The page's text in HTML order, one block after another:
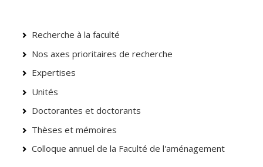
Recherche à la faculté
Nos axes prioritaires de recherche
Expertises
Unités
Doctorantes et doctorants
Thèses et mémoires
Colloque annuel de la Faculté de l'aménagement